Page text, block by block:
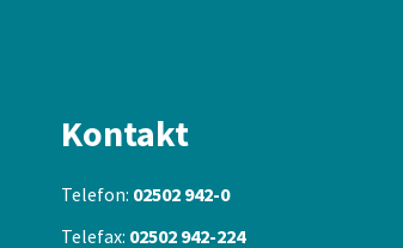
Kontakt
Telefon: 02502 942-0
Telefax: 02502 942-224